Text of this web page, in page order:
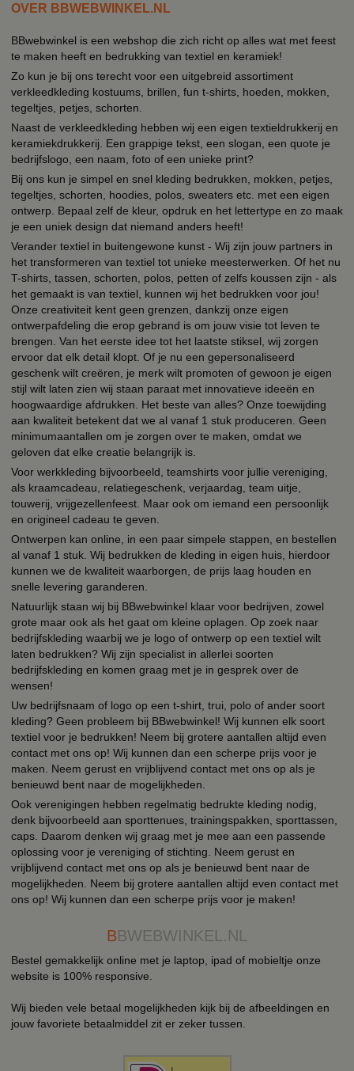
OVER BBWEBWINKEL.NL
BBwebwinkel is een webshop die zich richt op alles wat met feest
te maken heeft en bedrukking van textiel en keramiek!
Zo kun je bij ons terecht voor een uitgebreid assortiment
verkleedkleding kostuums, brillen, fun t-shirts, hoeden, mokken,
tegeltjes, petjes, schorten.
Naast de verkleedkleding hebben wij een eigen textieldrukkerij en
keramiekdrukkerij. Een grappige tekst, een slogan, een quote je
bedrijfslogo, een naam, foto of een unieke print?
Bij ons kun je simpel en snel kleding bedrukken, mokken, petjes,
tegeltjes, schorten, hoodies, polos, sweaters etc. met een eigen
ontwerp. Bepaal zelf de kleur, opdruk en het lettertype en zo maak
je een uniek design dat niemand anders heeft!
Verander textiel in buitengewone kunst - Wij zijn jouw partners in
het transformeren van textiel tot unieke meesterwerken. Of het nu
T-shirts, tassen, schorten, polos, petten of zelfs koussen zijn - als
het gemaakt is van textiel, kunnen wij het bedrukken voor jou!
Onze creativiteit kent geen grenzen, dankzij onze eigen
ontwerpafdeling die erop gebrand is om jouw visie tot leven te
brengen. Van het eerste idee tot het laatste stiksel, wij zorgen
ervoor dat elk detail klopt. Of je nu een gepersonaliseerd
geschenk wilt creëren, je merk wilt promoten of gewoon je eigen
stijl wilt laten zien wij staan paraat met innovatieve ideeën en
hoogwaardige afdrukken. Het beste van alles? Onze toewijding
aan kwaliteit betekent dat we al vanaf 1 stuk produceren. Geen
minimumaantallen om je zorgen over te maken, omdat we
geloven dat elke creatie belangrijk is.
Voor werkkleding bijvoorbeeld, teamshirts voor jullie vereniging,
als kraamcadeau, relatiegeschenk, verjaardag, team uitje,
touwerij, vrijgezellenfeest. Maar ook om iemand een persoonlijk
en origineel cadeau te geven.
Ontwerpen kan online, in een paar simpele stappen, en bestellen
al vanaf 1 stuk. Wij bedrukken de kleding in eigen huis, hierdoor
kunnen we de kwaliteit waarborgen, de prijs laag houden en
snelle levering garanderen.
Natuurlijk staan wij bij BBwebwinkel klaar voor bedrijven, zowel
grote maar ook als het gaat om kleine oplagen. Op zoek naar
bedrijfskleding waarbij we je logo of ontwerp op een textiel wilt
laten bedrukken? Wij zijn specialist in allerlei soorten
bedrijfskleding en komen graag met je in gesprek over de
wensen!
Uw bedrijfsnaam of logo op een t-shirt, trui, polo of ander soort
kleding? Geen probleem bij BBwebwinkel! Wij kunnen elk soort
textiel voor je bedrukken! Neem bij grotere aantallen altijd even
contact met ons op! Wij kunnen dan een scherpe prijs voor je
maken. Neem gerust en vrijblijvend contact met ons op als je
benieuwd bent naar de mogelijkheden.
Ook verenigingen hebben regelmatig bedrukte kleding nodig,
denk bijvoorbeeld aan sporttenues, trainingspakken, sporttassen,
caps. Daarom denken wij graag met je mee aan een passende
oplossing voor je vereniging of stichting. Neem gerust en
vrijblijvend contact met ons op als je benieuwd bent naar de
mogelijkheden. Neem bij grotere aantallen altijd even contact met
ons op! Wij kunnen dan een scherpe prijs voor je maken!
BBWEBWINKEL.NL
Bestel gemakkelijk online met je laptop, ipad of mobieltje onze
website is 100% responsive.
Wij bieden vele betaal mogelijkheden kijk bij de afbeeldingen en
jouw favoriete betaalmiddel zit er zeker tussen.